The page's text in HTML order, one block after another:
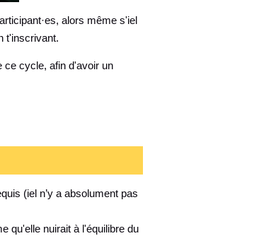
alors même s'iel
t'inscrivant.
ce cycle, afin d'avoir un
(iel n’y a absolument pas
qu'elle nuirait à l'équilibre du